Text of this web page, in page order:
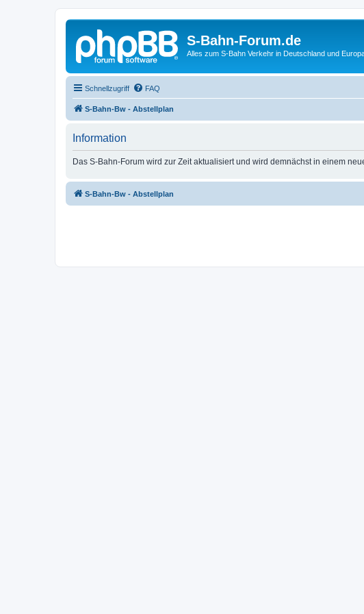
S-Bahn-Forum.de
Alles zum S-Bahn Verkehr in Deutschland und
Schnellzugriff FAQ
S-Bahn-Bw - Abstellplan
Information
Das S-Bahn-Forum wird zur Zeit aktualisiert und wird demnächst in einem
S-Bahn-Bw - Abstellplan